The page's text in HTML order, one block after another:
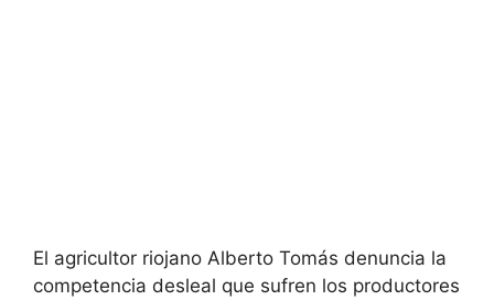
El agricultor riojano Alberto Tomás denuncia la
competencia desleal que sufren los productores